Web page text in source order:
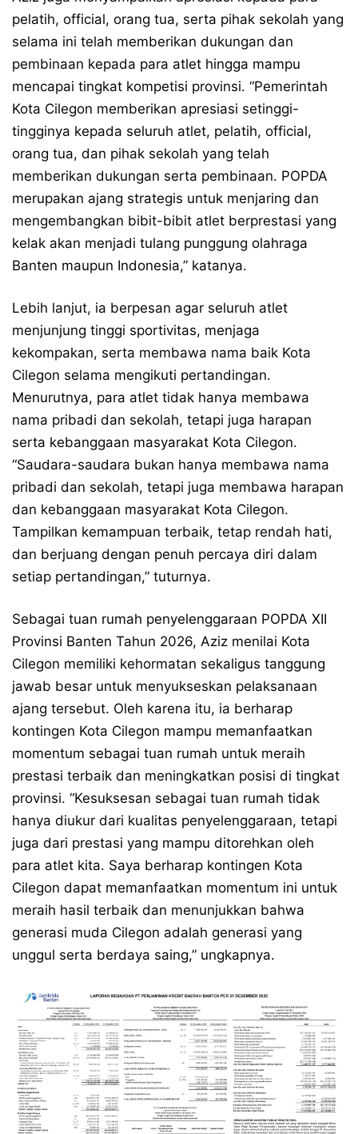
pelatih, official, orang tua, serta pihak sekolah yang
selama ini telah memberikan dukungan dan
pembinaan kepada para atlet hingga mampu
mencapai tingkat kompetisi provinsi. “Pemerintah
Kota Cilegon memberikan apresiasi setinggi-
tingginya kepada seluruh atlet, pelatih, official,
orang tua, dan pihak sekolah yang telah
memberikan dukungan serta pembinaan. POPDA
merupakan ajang strategis untuk menjaring dan
mengembangkan bibit-bibit atlet berprestasi yang
kelak akan menjadi tulang punggung olahraga
Banten maupun Indonesia,” katanya.
Lebih lanjut, ia berpesan agar seluruh atlet
menjunjung tinggi sportivitas, menjaga
kekompakan, serta membawa nama baik Kota
Cilegon selama mengikuti pertandingan.
Menurutnya, para atlet tidak hanya membawa
nama pribadi dan sekolah, tetapi juga harapan
serta kebanggaan masyarakat Kota Cilegon.
“Saudara-saudara bukan hanya membawa nama
pribadi dan sekolah, tetapi juga membawa harapan
dan kebanggaan masyarakat Kota Cilegon.
Tampilkan kemampuan terbaik, tetap rendah hati,
dan berjuang dengan penuh percaya diri dalam
setiap pertandingan,” tuturnya.
Sebagai tuan rumah penyelenggaraan POPDA XII
Provinsi Banten Tahun 2026, Aziz menilai Kota
Cilegon memiliki kehormatan sekaligus tanggung
jawab besar untuk menyukseskan pelaksanaan
ajang tersebut. Oleh karena itu, ia berharap
kontingen Kota Cilegon mampu memanfaatkan
momentum sebagai tuan rumah untuk meraih
prestasi terbaik dan meningkatkan posisi di tingkat
provinsi. “Kesuksesan sebagai tuan rumah tidak
hanya diukur dari kualitas penyelenggaraan, tetapi
juga dari prestasi yang mampu ditorehkan oleh
para atlet kita. Saya berharap kontingen Kota
Cilegon dapat memanfaatkan momentum ini untuk
meraih hasil terbaik dan menunjukkan bahwa
generasi muda Cilegon adalah generasi yang
unggul serta berdaya saing,” ungkapnya.